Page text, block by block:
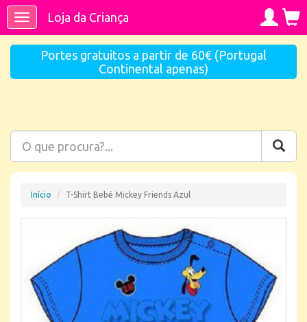
ToggleLoja da Criança
Portes gratuitos a partir de 60€ (Portugal
Continental apenas)
Início T-Shirt Bebé Mickey Friends Azul